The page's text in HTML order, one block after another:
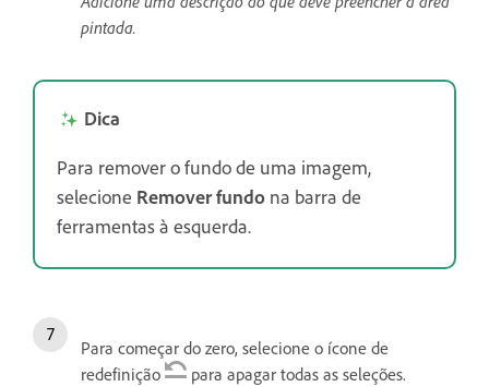
pintada.
Dica
Para remover o fundo de uma imagem,
selecione Remover fundo na barra de
ferramentas à esquerda.
Para começar do zero, selecione o ícone de
redefinição
para apagar todas as seleções.